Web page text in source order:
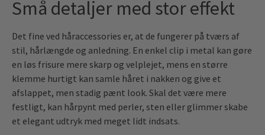
Små detaljer med stor effekt
Det fine ved håraccessories er, at de fungerer på tværs af
stil, hårlængde og anledning. En enkel clip i metal kan gøre
en løs frisure mere skarp og velplejet, mens en større
klemme hurtigt kan samle håret i nakken og give et
afslappet, men stadig pænt look. Skal det være mere
festligt, kan hårpynt med perler, sten eller glimmer skabe
et elegant udtryk med meget lidt indsats.